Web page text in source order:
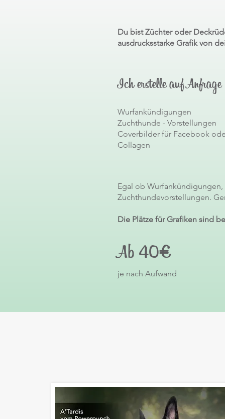
Du bist Züchter oder
ausdrucksstarke Grafik von
Ich erstelle auf Anfrage
Wurfankündigungen
Zuchthunde - Vorstellungen
Coverbilder für Facebook
Collagen
Egal ob
Zuchthundevorstellungen.
Die Plätze für Grafiken sind
Ab 40€
je nach Aufwand